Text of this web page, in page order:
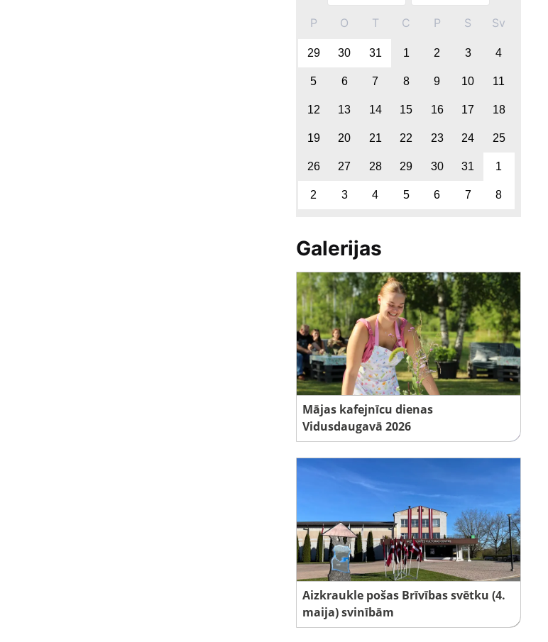
P O T C P S Sv
29 30 31 1 2 3 4
5 6 7 8 9 10 11
12 13 14 15 16 17 18
19 20 21 22 23 24 25
26 27 28 29 30 31 1
2 3 4 5 6 7 8
Galerijas
Mājas kafejnīcu dienas
Vidusdaugavā 2026
Aizkraukle pošas Brīvības svētku (4.
maija) svinībām